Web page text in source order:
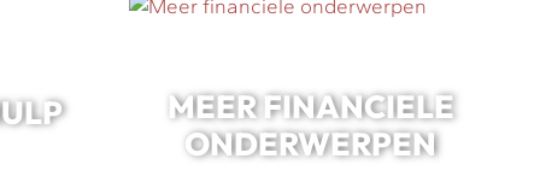
MEER FINANCIELE
ONDERWERPEN